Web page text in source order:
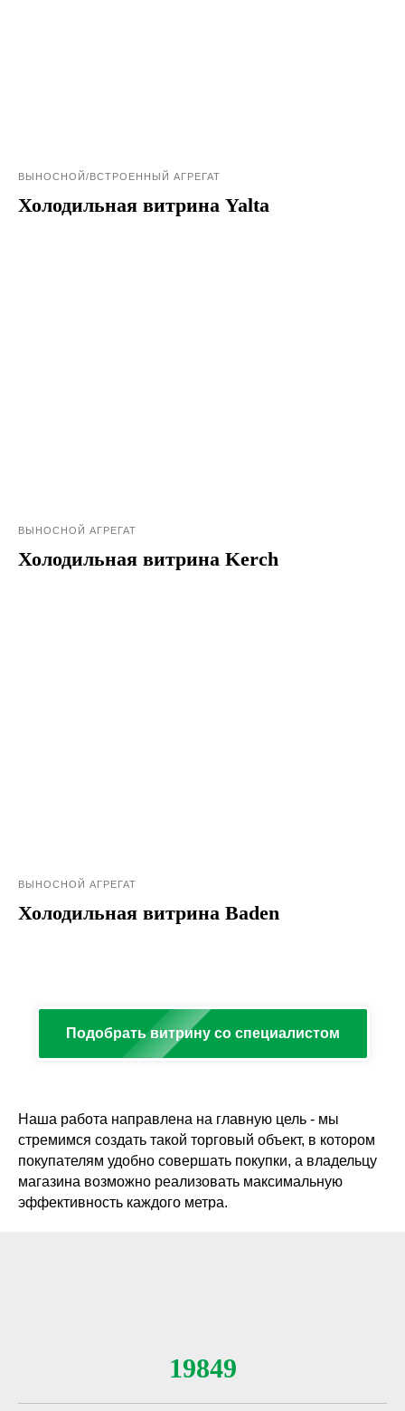
ВЫНОСНОЙ/ВСТРОЕННЫЙ АГРЕГАТ
Холодильная витрина Yalta
ВЫНОСНОЙ АГРЕГАТ
Холодильная витрина Kerch
ВЫНОСНОЙ АГРЕГАТ
Холодильная витрина Baden
Подобрать витрину со специалистом
Наша работа направлена на главную цель - мы
стремимся создать такой торговый объект, в котором
покупателям удобно совершать покупки, а владельцу
магазина возможно реализовать максимальную
эффективность каждого метра.
19849